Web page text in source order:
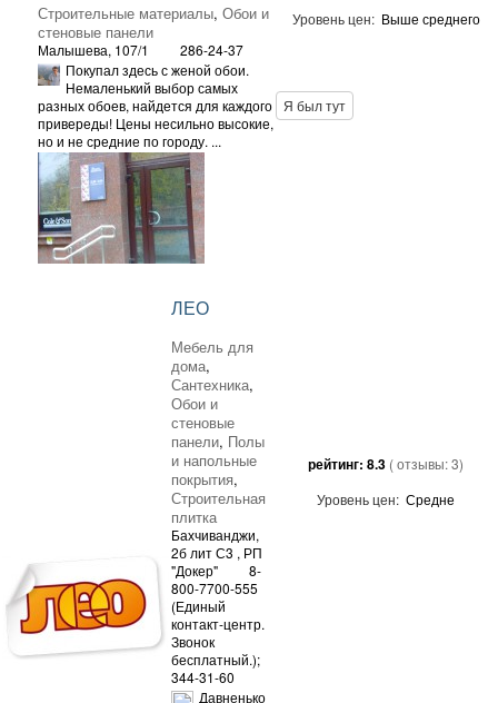
Строительные материалы, Обои и
стеновые панели
Малышева, 107/1 286-24-37
Уровень цен: Выше среднего
Покупал здесь с женой обои.
Немаленький выбор самых
разных обоев, найдется для каждого
привереды! Цены несильно высокие,
но и не средние по городу. ...
Я был тут
ЛЕО
Мебель для
дома,
Сантехника,
Обои и
стеновые
панели, Полы
и напольные
покрытия,
Строительная
плитка
Бахчиванджи,
2б лит С3 , РП
"Докер"
8-
800-7700-555
(Единый
контакт-центр.
Звонок
бесплатный.);
344-31-60
рейтинг: 8.3 ( отзывы:3)
Уровень цен: Средне
Давненько